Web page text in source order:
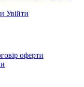
Увійти
оферти